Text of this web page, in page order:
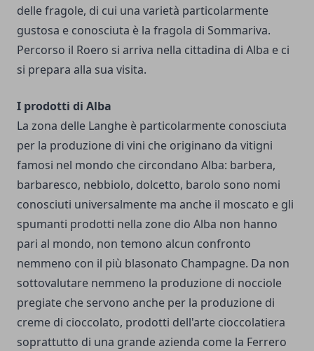
delle fragole, di cui una varietà particolarmente
gustosa e conosciuta è la fragola di Sommariva.
Percorso il Roero si arriva nella cittadina di Alba e ci
si prepara alla sua visita.
I prodotti di Alba
La zona delle Langhe è particolarmente conosciuta
per la produzione di vini che originano da vitigni
famosi nel mondo che circondano Alba: barbera,
barbaresco, nebbiolo, dolcetto, barolo sono nomi
conosciuti universalmente ma anche il moscato e gli
spumanti prodotti nella zone dio Alba non hanno
pari al mondo, non temono alcun confronto
nemmeno con il più blasonato Champagne. Da non
sottovalutare nemmeno la produzione di nocciole
pregiate che servono anche per la produzione di
creme di cioccolato, prodotti dell'arte cioccolatiera
soprattutto di una grande azienda come la Ferrero